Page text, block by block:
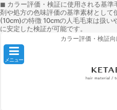
◼︎ カラー評価・検証に使用される基
剤や処方の色味評価の基準素材とし
(10cm)の特徴 10cmの人毛毛束は扱い
に安定した検証が可能です。
カラー評価・検証
メニュー